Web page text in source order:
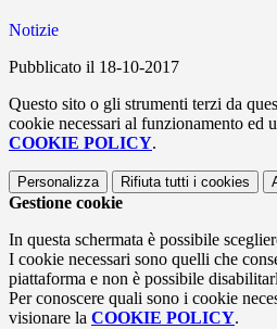
Notizie
Pubblicato il 18-10-2017
Questo sito o gli strumenti terzi da
cookie necessari al funzionamento ed
COOKIE POLICY.
Personalizza Rifiuta tutti i cookies
Gestione cookie
In questa schermata è possibile
I cookie necessari sono quelli che
piattaforma e non è possibile
Per conoscere quali sono i cookie
visionare la COOKIE POLICY.